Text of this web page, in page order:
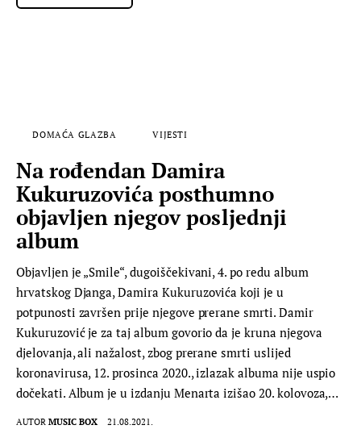
DOMAĆA GLAZBA VIJESTI
Na rođendan Damira
Kukuruzovića posthumno
objavljen njegov posljednji
album
Objavljen je „Smile“, dugoiščekivani, 4. po redu album
hrvatskog Djanga, Damira Kukuruzovića koji je u
potpunosti završen prije njegove prerane smrti. Damir
Kukuruzović je za taj album govorio da je kruna njegova
djelovanja, ali nažalost, zbog prerane smrti uslijed
koronavirusa, 12. prosinca 2020., izlazak albuma nije uspio
dočekati. Album je u izdanju Menarta izišao 20. kolovoza,…
AUTOR MUSIC BOX 21.08.2021.